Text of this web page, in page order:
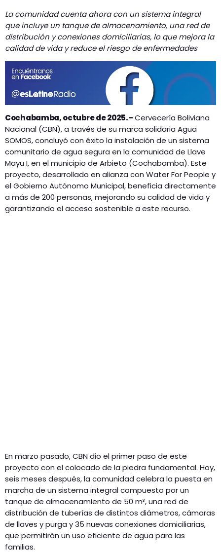
La comunidad cuenta ahora con un sistema integral
que incluye un tanque de almacenamiento, una red de
distribución y conexiones domiciliarias, lo que mejora la
calidad de vida y reduce el riesgo de enfermedades
Cochabamba, octubre de 2025.–Cervecería Boliviana
Nacional (CBN), a través de su marca solidaria Agua
SOMOS, concluyó con éxito la instalación de un sistema
comunitario de agua segura en la comunidad de Llave
Mayu I, en el municipio de Arbieto (Cochabamba). Este
proyecto, desarrollado en alianza con Water For People y
el Gobierno Autónomo Municipal, beneficia directamente
a más de 200 personas, mejorando su calidad de vida y
garantizando el acceso sostenible a este recurso.
En marzo pasado, CBN dio el primer paso de este
proyecto con el colocado de la piedra fundamental. Hoy,
seis meses después, la comunidad celebra la puesta en
marcha de un sistema integral compuesto por un
tanque de almacenamiento de 50 m³, una red de
distribución de tuberías de distintos diámetros, cámaras
de llaves y purga y 35 nuevas conexiones domiciliarias,
que permitirán un uso eficiente de agua para las
familias.